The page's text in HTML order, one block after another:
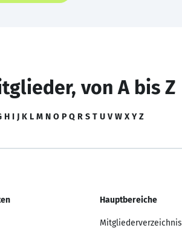
von A bis Z
H I J K L M N O P Q R S T U V W X Y Z
Hauptbereiche
Mitgliederverzeichnis